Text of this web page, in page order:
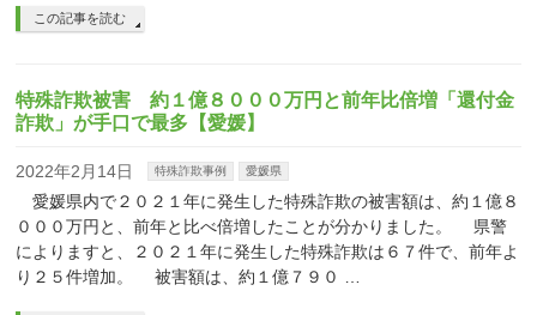
この記事を読む
特殊詐欺被害 約１億８０００万円と前年比倍増「還付金
詐欺」が手口で最多【愛媛】
2022年2月14日 特殊詐欺事例 愛媛県
愛媛県内で２０２１年に発生した特殊詐欺の被害額は、約１億８
０００万円と、前年と比べ倍増したことが分かりました。 県警
によりますと、２０２１年に発生した特殊詐欺は６７件で、前年よ
り２５件増加。 被害額は、約１億７９０ …